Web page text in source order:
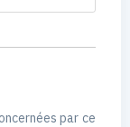
par ce